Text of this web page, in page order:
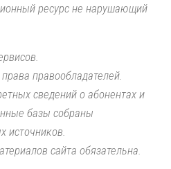
ресурс не нарушающий
правообладателей.
сведений о абонентах и
базы собраны
источников.
сайта обязательна.